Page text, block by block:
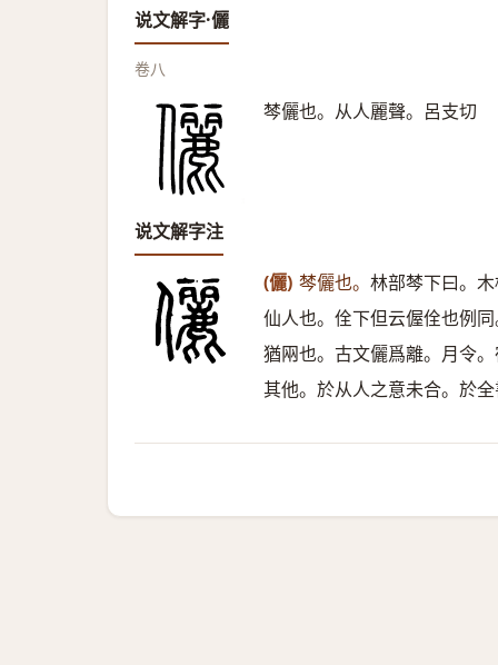
说文解字·儷
卷八
棽儷也。从人麗聲。呂支切
说文解字注
(儷) 棽儷也。 林部棽下曰。
仙人也。佺下但云偓佺也例
猶㒳也。古文儷爲離。月令
其他。於从人之意未合。於